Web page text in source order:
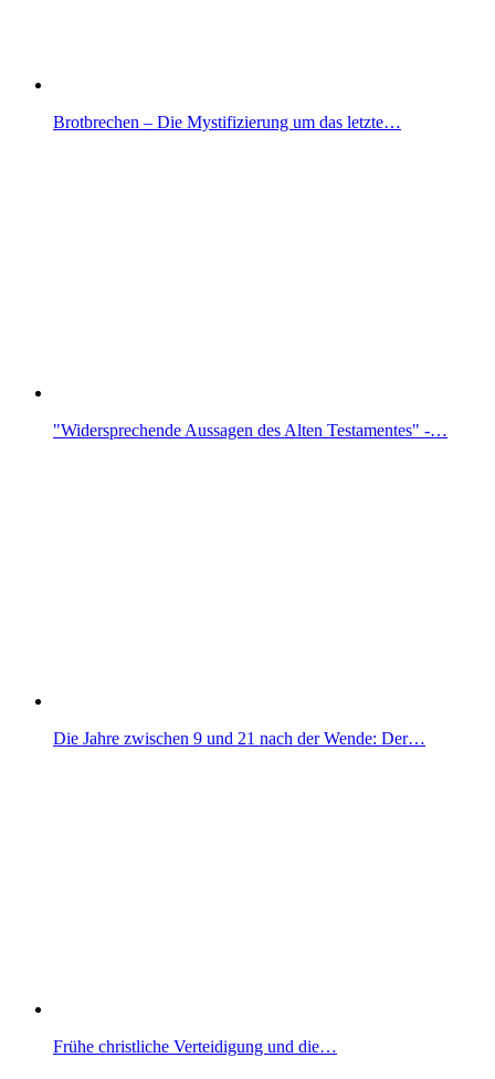
Brotbrechen – Die Mystifizierung um das letzte…
"Widersprechende Aussagen des Alten Testamentes" -…
Die Jahre zwischen 9 und 21 nach der Wende: Der…
Frühe christliche Verteidigung und die…